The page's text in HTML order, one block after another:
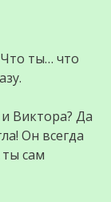
ты… что
Виктора? Да
Он всегда
ты сам